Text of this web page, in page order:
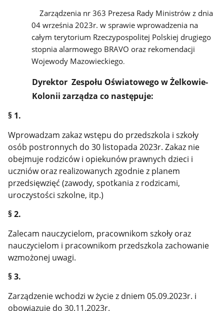
Zarządzenia nr 363 Prezesa Rady Ministrów z dnia
04 września 2023r. w sprawie wprowadzenia na
całym terytorium Rzeczypospolitej Polskiej drugiego
stopnia alarmowego BRAVO oraz rekomendacji
Wojewody Mazowieckiego.
Dyrektor Zespołu Oświatowego w Żelkowie-
Kolonii zarządza co następuje:
§ 1.
Wprowadzam zakaz wstępu do przedszkola i szkoły
osób postronnych do 30 listopada 2023r. Zakaz nie
obejmuje rodziców i opiekunów prawnych dzieci i
uczniów oraz realizowanych zgodnie z planem
przedsięwzięć (zawody, spotkania z rodzicami,
uroczystości szkolne, itp.)
§ 2.
Zalecam nauczycielom, pracownikom szkoły oraz
nauczycielom i pracownikom przedszkola zachowanie
wzmożonej uwagi.
§ 3.
Zarządzenie wchodzi w życie z dniem 05.09.2023r. i
obowiązuje do 30.11.2023r.